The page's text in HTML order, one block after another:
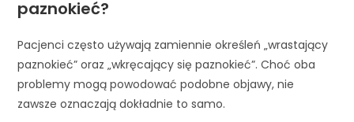
paznokieć?
Pacjenci często używają zamiennie określeń „wrastający
paznokieć” oraz „wkręcający się paznokieć”. Choć oba
problemy mogą powodować podobne objawy, nie
zawsze oznaczają dokładnie to samo.